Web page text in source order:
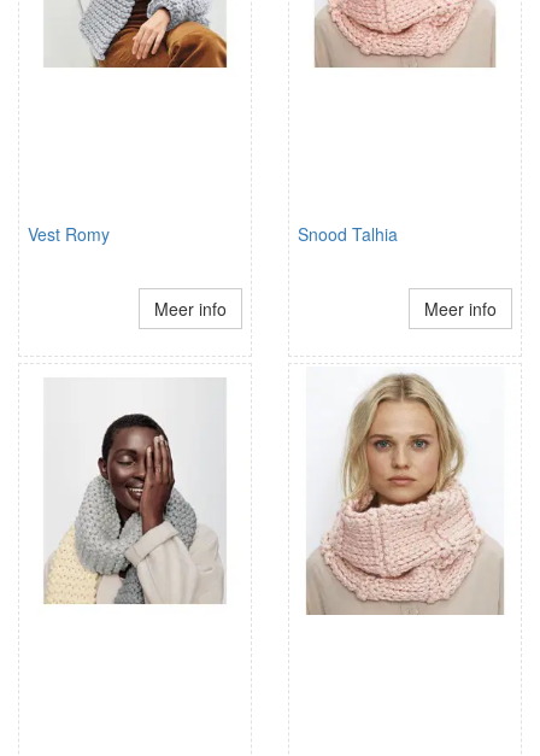
Vest Romy
Meer info
Snood Talhia
Meer info